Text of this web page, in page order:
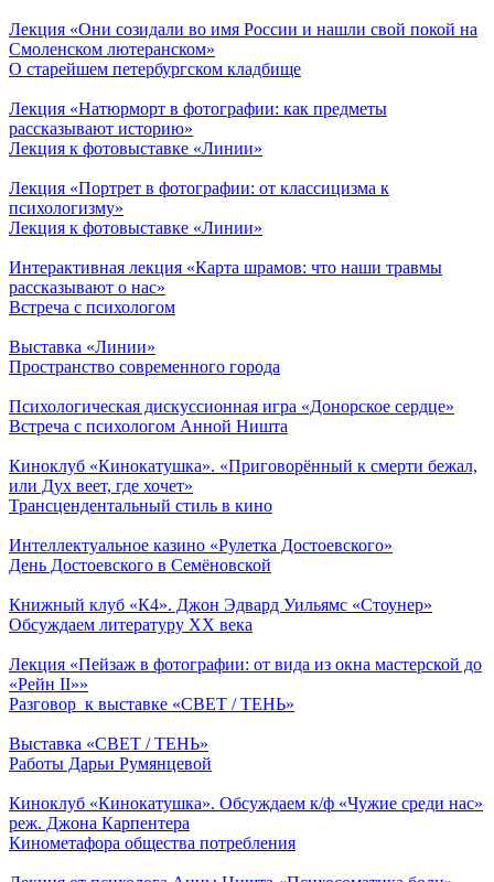
Лекция «Они созидали во имя России и нашли свой покой на
Смоленском лютеранском»
О старейшем петербургском кладбище
Лекция «Натюрморт в фотографии: как предметы
рассказывают историю»
Лекция к фотовыставке «Линии»
Лекция «Портрет в фотографии: от классицизма к
психологизму»
Лекция к фотовыставке «Линии»
Интерактивная лекция «Карта шрамов: что наши травмы
рассказывают о нас»
Встреча с психологом
Выставка «Линии»
Пространство современного города
Психологическая дискуссионная игра «Донорское сердце»
Встреча с психологом Анной Ништа
Киноклуб «Кинокатушка». «Приговорённый к смерти бежал,
или Дух веет, где хочет»
Трансцендентальный стиль в кино
Интеллектуальное казино «Рулетка Достоевского»
День Достоевского в Семёновской
Книжный клуб «К4». Джон Эдвард Уильямс «Стоунер»
Обсуждаем литературу ХХ века
Лекция «Пейзаж в фотографии: от вида из окна мастерской до
«Рейн II»»
Разговор к выставке «СВЕТ / ТЕНЬ»
Выставка «СВЕТ / ТЕНЬ»
Работы Дарьи Румянцевой
Киноклуб «Кинокатушка». Обсуждаем к/ф «Чужие среди нас»
реж. Джона Карпентера
Кинометафора общества потребления